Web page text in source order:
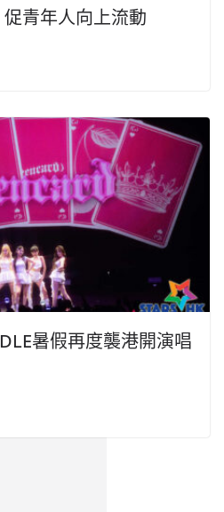
青年人向上流動
暑假再度襲港開演唱